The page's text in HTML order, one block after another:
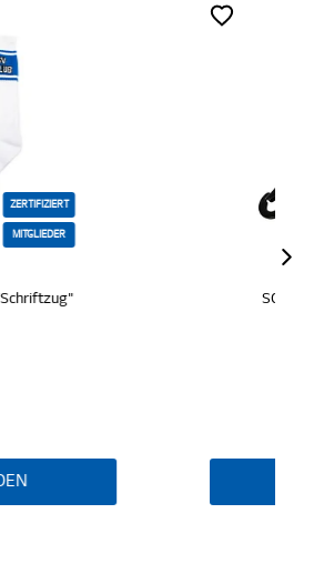
SC Schlüsselanhänger "Karabiner"